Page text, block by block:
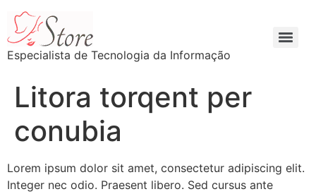
Especialista de Tecnologia da Informação
Litora torqent per
conubia
Lorem ipsum dolor sit amet, consectetur adipiscing elit.
Integer nec odio. Praesent libero. Sed cursus ante